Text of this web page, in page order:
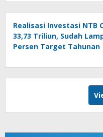
Realisasi Investasi NTB
33,73 Triliun, Sudah
Persen Target Tahunan